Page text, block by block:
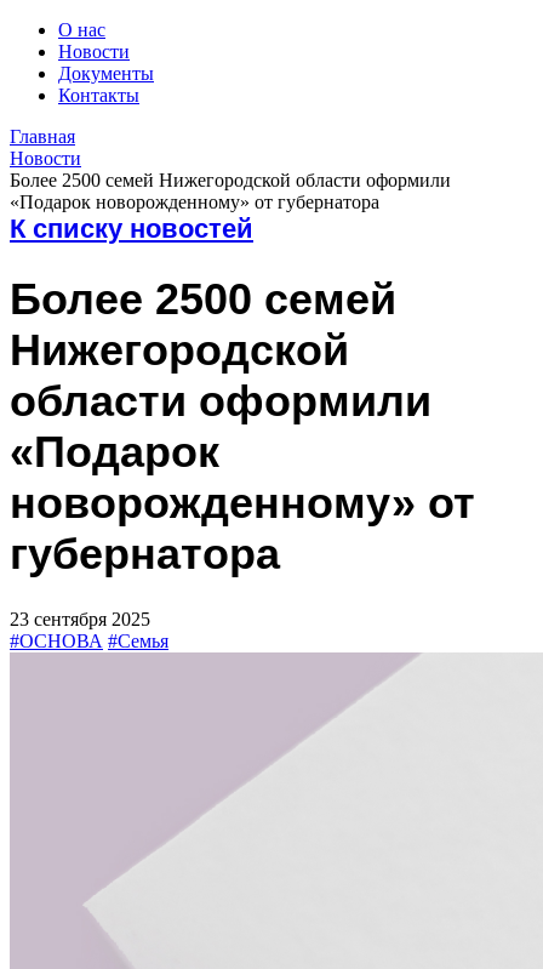
О нас
Новости
Документы
Контакты
Главная
Новости
Более 2500 семей Нижегородской области оформили
«Подарок новорожденному» от губернатора
К списку новостей
Более 2500 семей
Нижегородской
области оформили
«Подарок
новорожденному» от
губернатора
23 сентября 2025
#ОСНОВА #Семья